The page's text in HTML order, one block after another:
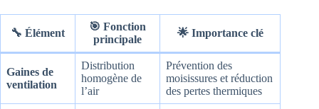
🔧 Élément
🎯 Fonction
principale
🌟 Importance clé
Gaines de
ventilation
Distribution
homogène de
l’air
Prévention des
moisissures et réduction
des pertes thermiques